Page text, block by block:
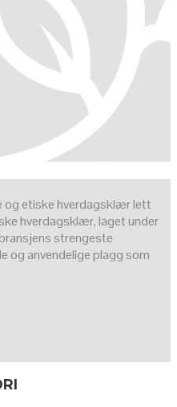
og etiske hverdagsklær lett
hverdagsklær, laget under
strengeste
og anvendelige plagg som